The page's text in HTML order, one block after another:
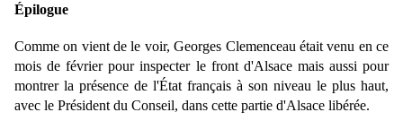
Épilogue
Comme on vient de le voir, Georges Clemenceau était venu en ce
mois de février pour inspecter le front d'Alsace mais aussi pour
montrer la présence de l'État français à son niveau le plus haut,
avec le Président du Conseil, dans cette partie d'Alsace libérée.